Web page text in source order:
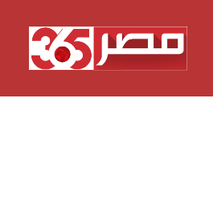
المحتوى